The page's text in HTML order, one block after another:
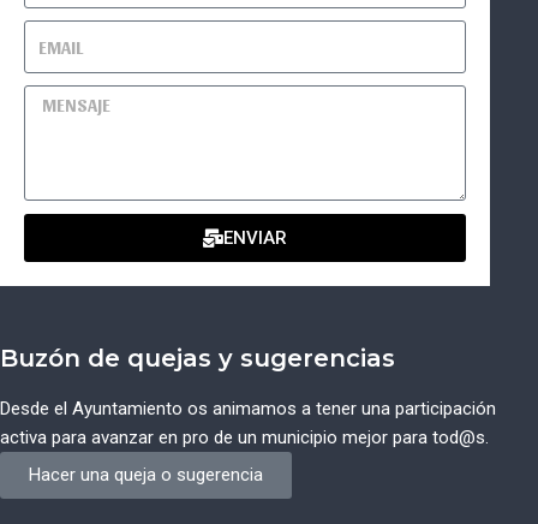
ENVIAR
Buzón de quejas y sugerencias
Desde el Ayuntamiento os animamos a tener una participación
activa para avanzar en pro de un municipio mejor para tod@s.
Hacer una queja o sugerencia